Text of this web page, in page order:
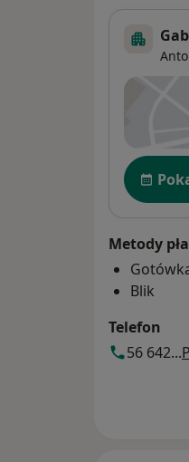
Metody
Blik
Telefon
56 642...